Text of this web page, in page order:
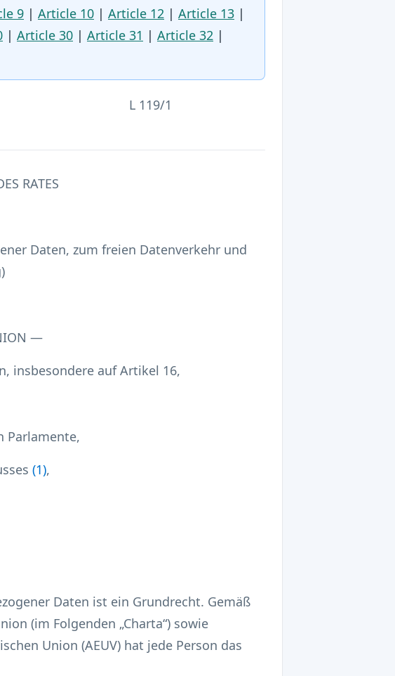
9 | Article 10 | Article 12 | Article 13 |
| Article 30 | Article 31 | Article 32 |
L 119/1
RATES
Daten, zum freien Datenverkehr und
—
insbesondere auf Artikel 16,
Parlamente,
(1),
Daten ist ein Grundrecht. Gemäß
(im Folgenden „Charta“) sowie
Union (AEUV) hat jede Person das